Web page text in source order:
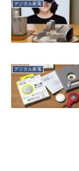
デジタル家電
デジタル家電